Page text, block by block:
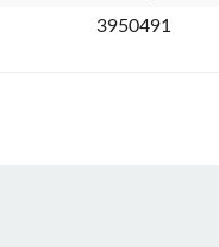
3950491